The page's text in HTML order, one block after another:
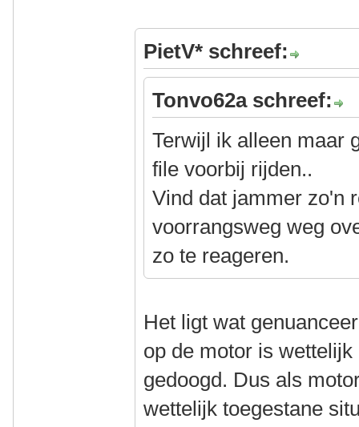
PietV* schreef:
Tonvo62a schreef:
Terwijl ik alleen maar
file voorbij rijden..
Vind dat jammer zo'n
voorrangsweg weg
zo te reageren.
Het ligt wat
op de motor is
gedoogd. Dus als
wettelijk toegestane